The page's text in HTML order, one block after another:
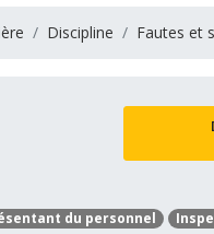
Discipline Fautes et
du personnel